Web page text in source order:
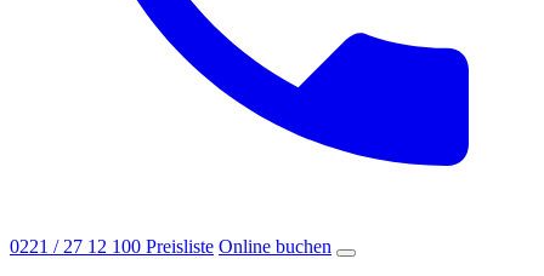
0221 / 27 12 100 Preisliste Online buchen